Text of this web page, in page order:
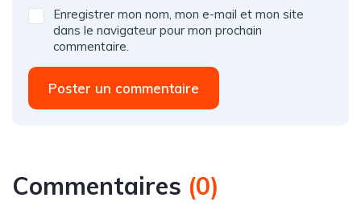
Enregistrer mon nom, mon e-mail et mon site
dans le navigateur pour mon prochain
commentaire.
Poster un commentaire
Commentaires (0)